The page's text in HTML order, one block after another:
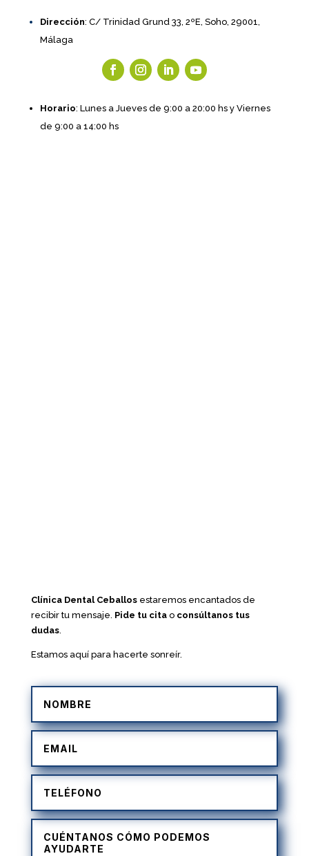
Dirección: C/ Trinidad Grund 33, 2ºE, Soho, 29001,
Málaga
Horario: Lunes a Jueves de 9:00 a 20:00 hs y Viernes
de 9:00 a 14:00 hs
Clínica Dental Ceballosestaremos encantados de
recibir tu mensaje. Pide tu citao consúltanos tus
dudas.
Estamos aquí para hacerte sonreír.